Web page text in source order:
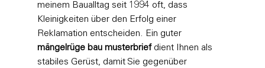
meinem Baualltag seit 1994 oft, dass
Kleinigkeiten über den Erfolg einer
Reklamation entscheiden. Ein guter
mängelrüge bau musterbrief dient Ihnen als
stabiles Gerüst, damit Sie gegenüber